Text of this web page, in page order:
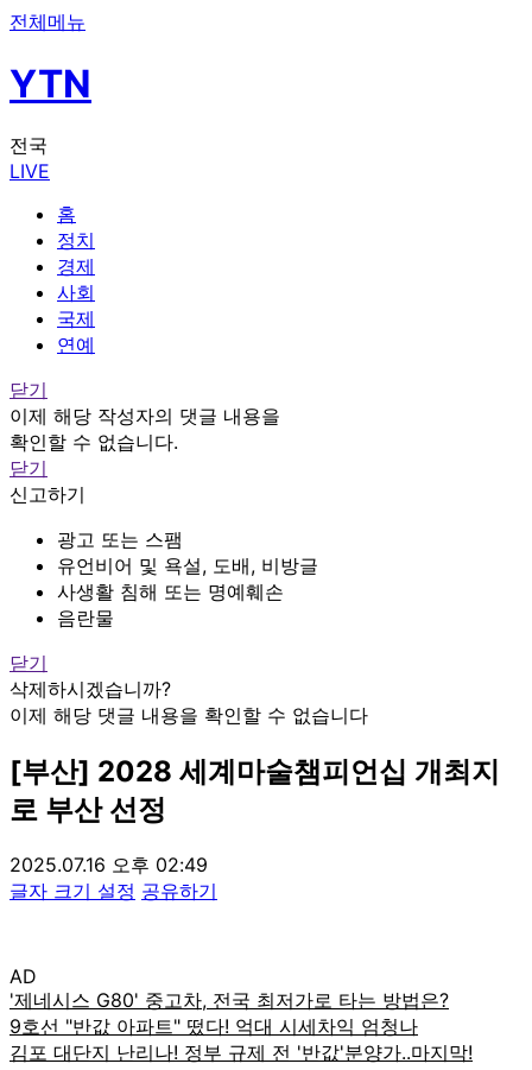
전체메뉴
YTN
전국
LIVE
홈
정치
경제
사회
국제
연예
닫기
이제 해당 작성자의 댓글 내용을
확인할 수 없습니다.
닫기
신고하기
광고 또는 스팸
유언비어 및 욕설, 도배, 비방글
사생활 침해 또는 명예훼손
음란물
닫기
삭제하시겠습니까?
이제 해당 댓글 내용을 확인할 수 없습니다
[부산] 2028 세계마술챔피언십 개최지
로 부산 선정
2025.07.16 오후 02:49
글자 크기 설정 공유하기
AD